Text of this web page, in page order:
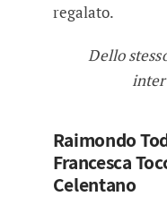
regalato.
Dello
Raimondo
Francesca
Celentano